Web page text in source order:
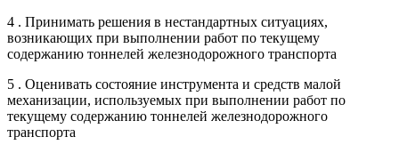
4 . Принимать решения в нестандартных ситуациях,
возникающих при выполнении работ по текущему
содержанию тоннелей железнодорожного транспорта
5 . Оценивать состояние инструмента и средств малой
механизации, используемых при выполнении работ по
текущему содержанию тоннелей железнодорожного
транспорта